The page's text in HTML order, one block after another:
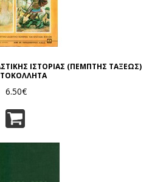
ΙΣΤΟΡΙΑΣ (ΠΕΜΠΤΗΣ ΤΑΞΕΩΣ)
6.50€